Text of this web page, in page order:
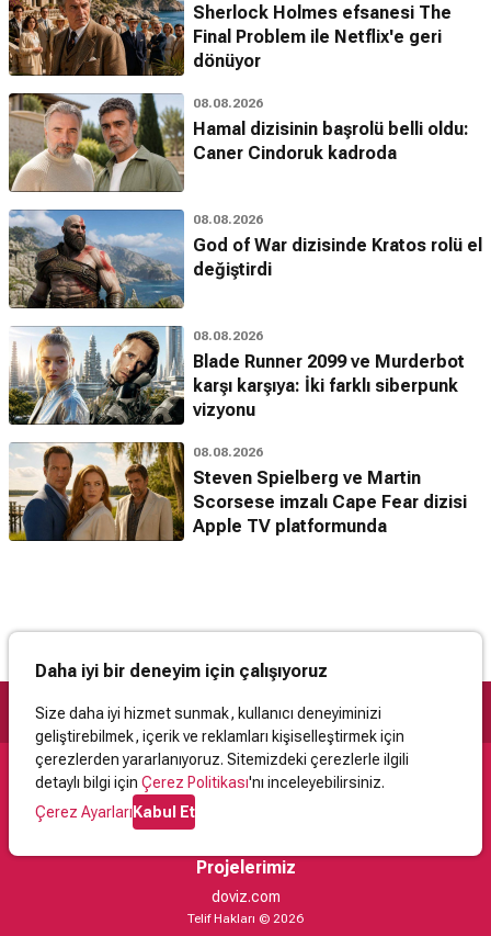
Sherlock Holmes efsanesi The
Final Problem ile Netflix'e geri
dönüyor
08.08.2026
Hamal dizisinin başrolü belli oldu:
Caner Cindoruk kadroda
08.08.2026
God of War dizisinde Kratos rolü el
değiştirdi
08.08.2026
Blade Runner 2099 ve Murderbot
karşı karşıya: İki farklı siberpunk
vizyonu
08.08.2026
Steven Spielberg ve Martin
Scorsese imzalı Cape Fear dizisi
Apple TV platformunda
Daha iyi bir deneyim için çalışıyoruz
Size daha iyi hizmet sunmak, kullanıcı deneyiminizi
geliştirebilmek, içerik ve reklamları kişiselleştirmek için
çerezlerden yararlanıyoruz. Sitemizdeki çerezlerle ilgili
detaylı bilgi için Çerez Politikası'nı inceleyebilirsiniz.
Çerez AyarlarıKabul Et
Destek
İletişimYardımKullanıcı Sözleşmesi
Projelerimiz
doviz.com
Telif Hakları © 2026